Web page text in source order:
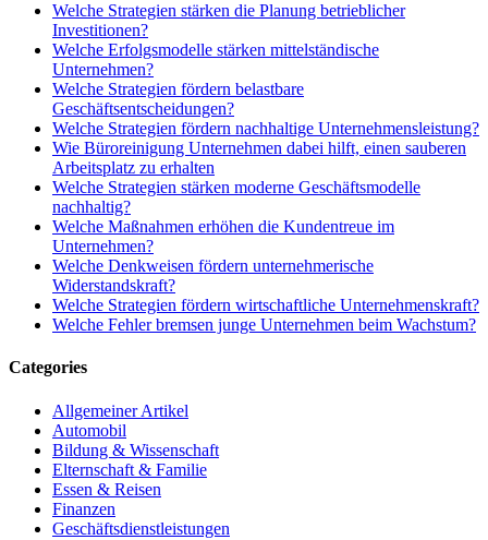
Welche Strategien stärken die Planung betrieblicher
Investitionen?
Welche Erfolgsmodelle stärken mittelständische
Unternehmen?
Welche Strategien fördern belastbare
Geschäftsentscheidungen?
Welche Strategien fördern nachhaltige Unternehmensleistung?
Wie Büroreinigung Unternehmen dabei hilft, einen sauberen
Arbeitsplatz zu erhalten
Welche Strategien stärken moderne Geschäftsmodelle
nachhaltig?
Welche Maßnahmen erhöhen die Kundentreue im
Unternehmen?
Welche Denkweisen fördern unternehmerische
Widerstandskraft?
Welche Strategien fördern wirtschaftliche Unternehmenskraft?
Welche Fehler bremsen junge Unternehmen beim Wachstum?
Categories
Allgemeiner Artikel
Automobil
Bildung & Wissenschaft
Elternschaft & Familie
Essen & Reisen
Finanzen
Geschäftsdienstleistungen